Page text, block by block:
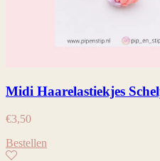
Midi Haarelastiekjes
€3,50
Bestellen